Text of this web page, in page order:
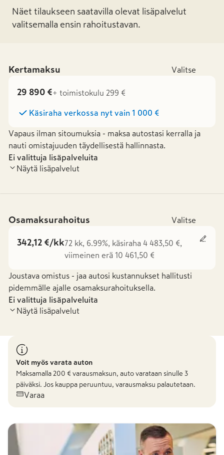
Näet tilaukseen saatavilla olevat lisäpalvelut
valitsemalla ensin rahoitustavan.
Kertamaksu Valitse
29 890 €+ toimistokulu 299 €
Käsiraha verkossa nyt vain 1 000 €
Vapaus ilman sitoumuksia - maksa autostasi kerralla ja
nauti omistajuuden täydellisestä hallinnasta.
Ei valittuja lisäpalveluita
Näytä lisäpalvelut
Osamaksurahoitus Valitse
342,12 €/kk72 kk, 6.99%, käsiraha 4 483,50 €,
viimeinen erä 10 461,50 €
Joustava omistus - jaa autosi kustannukset hallitusti
pidemmälle ajalle osamaksurahoituksella.
Ei valittuja lisäpalveluita
Näytä lisäpalvelut
Voit myös varata auton
Maksamalla 200 € varausmaksun, auto varataan sinulle 3
päiväksi. Jos kauppa peruuntuu, varausmaksu palautetaan.
Varaa